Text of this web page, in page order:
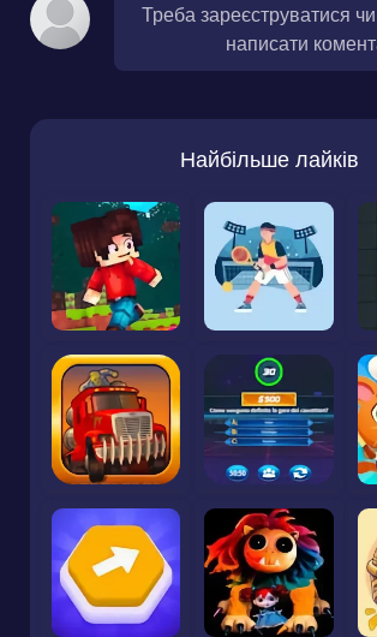
Треба зареєструватися
написати
Найбільше лайків